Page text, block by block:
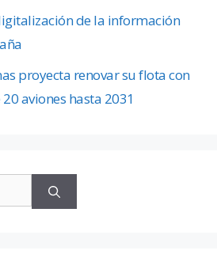
de la información
proyecta renovar su flota con
aviones hasta 2031